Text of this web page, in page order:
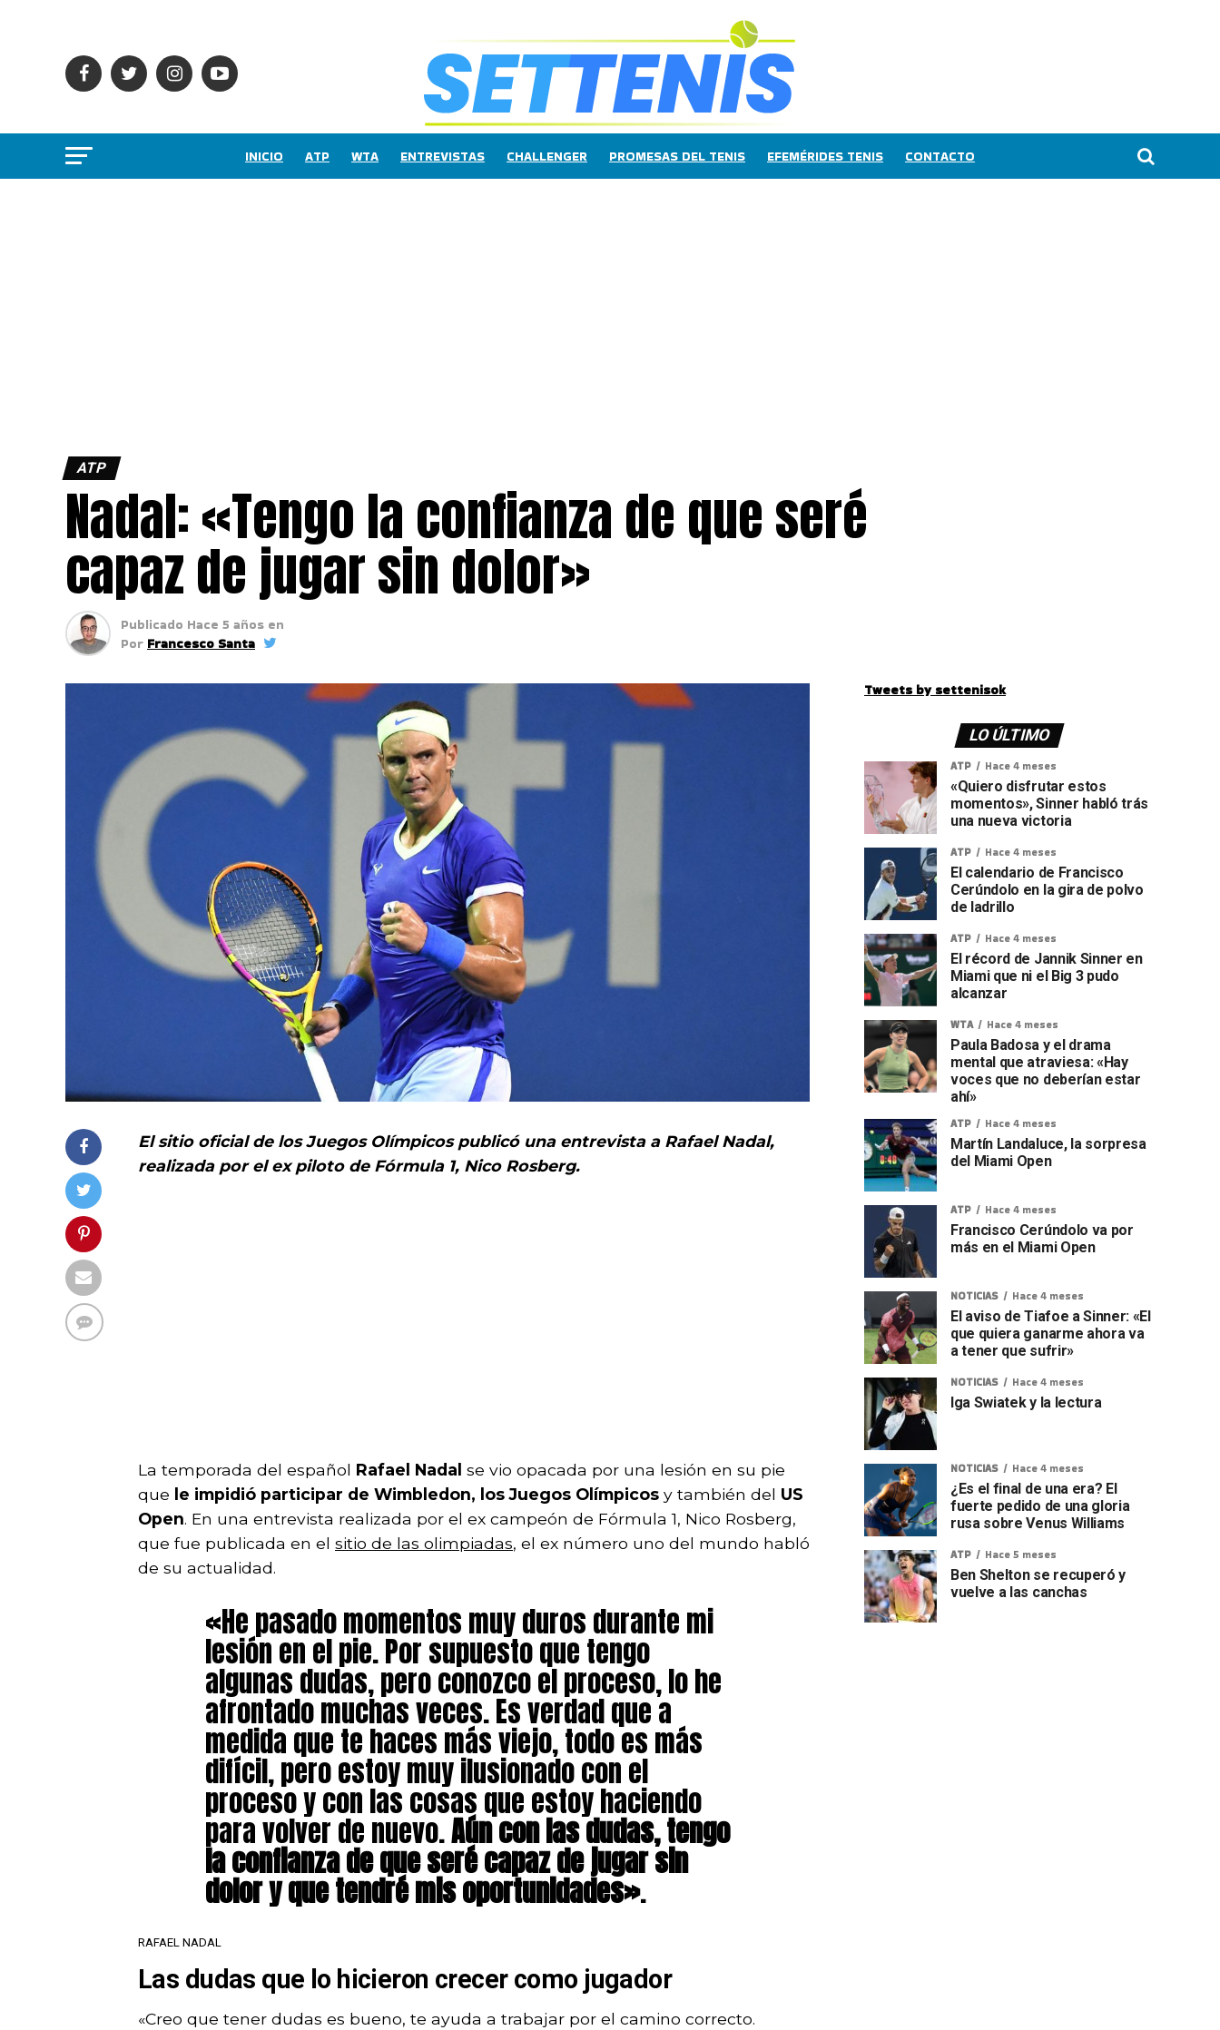
INICIO ATP WTA ENTREVISTAS CHALLENGER PROMESAS DEL TENIS EFEMÉRIDES TENIS CONTACTO
ATP
Nadal: «Tengo la confianza de que seré
capaz de jugar sin dolor»
Publicado Hace 5 años en
Por Francesco Santa
El sitio oficial de los Juegos Olímpicos publicó una entrevista a Rafael Nadal,
realizada por el ex piloto de Fórmula 1, Nico Rosberg.
La temporada del español Rafael Nadal se vio opacada por una lesión en su pie
que le impidió participar de Wimbledon, los Juegos Olímpicos y también del US
Open. En una entrevista realizada por el ex campeón de Fórmula 1, Nico Rosberg,
que fue publicada en el sitio de las olimpiadas, el ex número uno del mundo habló
de su actualidad.
«He pasado momentos muy duros durante mi
lesión en el pie. Por supuesto que tengo
algunas dudas, pero conozco el proceso, lo he
afrontado muchas veces. Es verdad que a
medida que te haces más viejo, todo es más
difícil, pero estoy muy ilusionado con el
proceso y con las cosas que estoy haciendo
para volver de nuevo.Aún con las dudas, tengo
la confianza de que seré capaz de jugar sin
dolor y que tendré mis oportunidades».
RAFAEL NADAL
Las dudas que lo hicieron crecer como jugador
«Creo que tener dudas es bueno, te ayuda a trabajar por el camino correcto.
Tweets by settenisok
LO ÚLTIMO
ATP Hace 4 meses
«Quiero disfrutar estos
momentos», Sinner habló trás
una nueva victoria
ATP Hace 4 meses
El calendario de Francisco
Cerúndolo en la gira de polvo
de ladrillo
ATP Hace 4 meses
El récord de Jannik Sinner en
Miami que ni el Big 3 pudo
alcanzar
WTA Hace 4 meses
Paula Badosa y el drama
mental que atraviesa: «Hay
voces que no deberían estar
ahí»
ATP Hace 4 meses
Martín Landaluce, la sorpresa
del Miami Open
ATP Hace 4 meses
Francisco Cerúndolo va por
más en el Miami Open
NOTICIAS Hace 4 meses
El aviso de Tiafoe a Sinner: «El
que quiera ganarme ahora va
a tener que sufrir»
NOTICIAS Hace 4 meses
Iga Swiatek y la lectura
NOTICIAS Hace 4 meses
¿Es el final de una era? El
fuerte pedido de una gloria
rusa sobre Venus Williams
ATP Hace 5 meses
Ben Shelton se recuperó y
vuelve a las canchas